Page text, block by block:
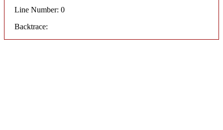
Line Number: 0
Backtrace: